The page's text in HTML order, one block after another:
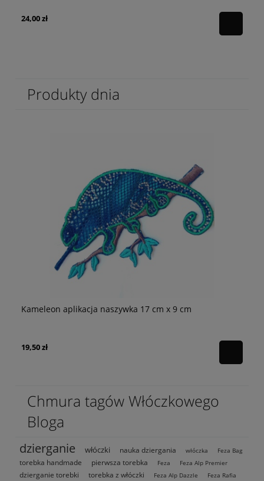
24,00 zł
Produkty dnia
Kameleon aplikacja naszywka 17 cm x 9 cm
19,50 zł
Chmura tagów Włóczkowego
Bloga
dzierganie włóczki nauka dziergania włóczka Feza Bag
torebka handmade pierwsza torebka Feza Feza Alp Premier
dzierganie torebki torebka z włóczki Feza Alp Dazzle
Feza Rafia